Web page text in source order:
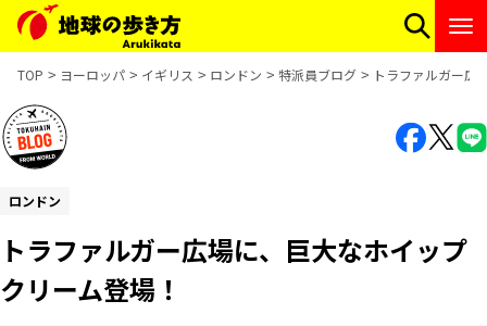
TOP ヨーロッパ イギリス ロンドン 特派員ブログ トラファルガー広
ロンドン
トラファルガー広場に、巨大なホイップ
クリーム登場！